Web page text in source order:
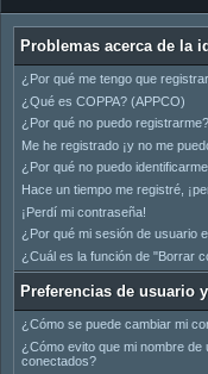
Problemas acerca de la
¿Por qué me tengo que
¿Qué es COPPA? (APPCO)
¿Por qué no puedo registrarme?
Me he registrado ¡y no me
¿Por qué no puedo
Hace un tiempo me registré,
¡Perdí mi contraseña!
¿Por qué mi sesión de usuario
¿Cuál es la función de "Borrar
Preferencias de usuario
¿Cómo se puede cambiar mi
¿Cómo evito que mi nombre
conectados?